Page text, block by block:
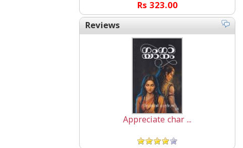
Rs 323.00
Reviews
Appreciate char ...